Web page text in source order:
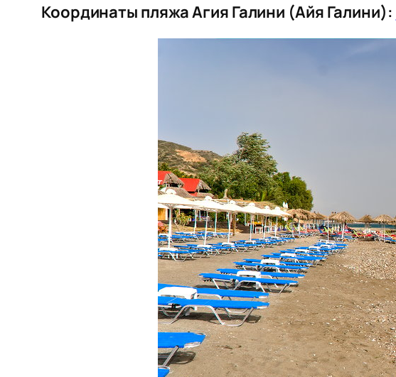
Координаты пляжа Агия Галини (Айя Галини):